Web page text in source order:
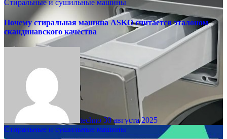
Стиральные и сушильные машины
Почему стиральная машина ASKO считается эталоном
скандинавского качества
techno 30 августа 2025
Стиральные и сушильные машины